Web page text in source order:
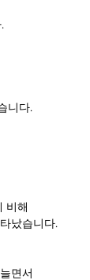
니다.
비해
났습니다.
면서